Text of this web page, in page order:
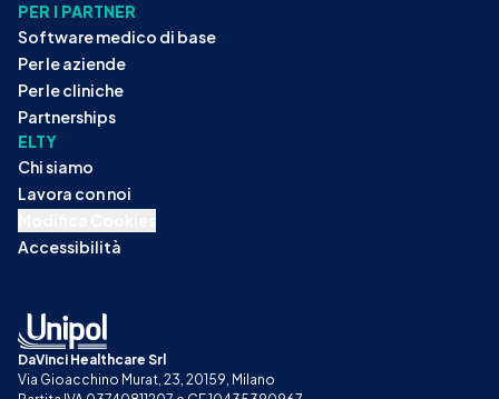
PER I PARTNER
Software medico di base
Per le aziende
Per le cliniche
Partnerships
ELTY
Chi siamo
Lavora con noi
Accessibilità
DaVinci Healthcare Srl
Via Gioacchino Murat, 23, 20159, Milano